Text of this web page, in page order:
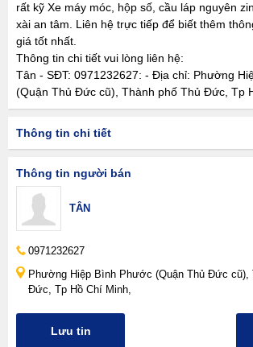
rất kỹ Xe máy móc, hộp số, cầu láp nguyên
xài an tâm. Liên hệ trực tiếp để biết thêm
giá tốt nhất.
Thông tin chi tiết vui lòng liên hệ:
Tân - SĐT: 0971232627: - Địa chỉ: Phường
(Quận Thủ Đức cũ), Thành phố Thủ Đức, Tp
Thông tin chi tiết
Thông tin người bán
TÂN
0971232627
Phường Hiệp Bình Phước (Quận Thủ Đức cũ),
Đức, Tp Hồ Chí Minh,
Lưu tin